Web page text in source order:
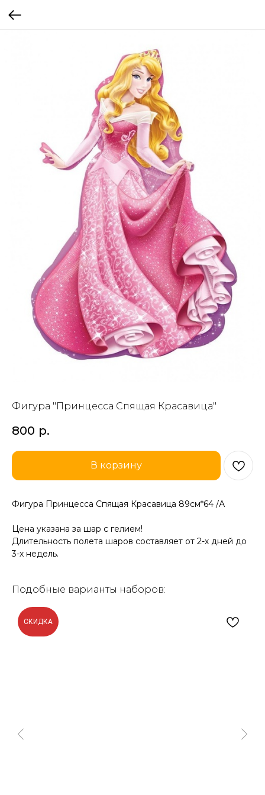
Фигура "Принцесса Спящая Красавица"
800 р.
В корзину
Фигура Принцесса Спящая Красавица 89см*64 /А
Цена указана за шар с гелием!
Длительность полета шаров составляет от 2-х дней до
3-х недель.
Подобные варианты наборов:
СКИДКА